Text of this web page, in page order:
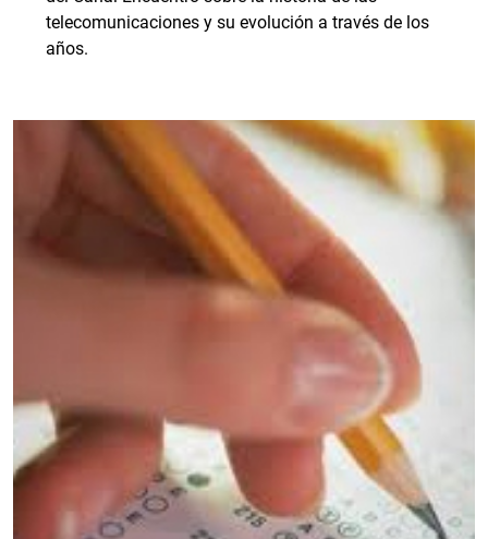
telecomunicaciones y su evolución a través de los
años.